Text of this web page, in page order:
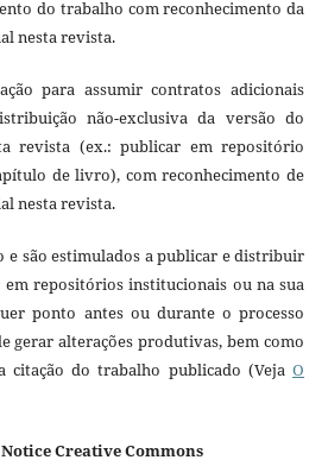
do trabalho com reconhecimento da
nesta revista.
para assumir contratos adicionais
não-exclusiva da versão do
revista (ex.: publicar em repositório
de livro), com reconhecimento de
nesta revista.
e são estimulados a publicar e distribuir
repositórios institucionais ou na sua
ponto antes ou durante o processo
gerar alterações produtivas, bem como
citação do trabalho publicado (VejaO
Creative Commons